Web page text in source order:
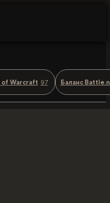
of Warcraft 97 Баланс